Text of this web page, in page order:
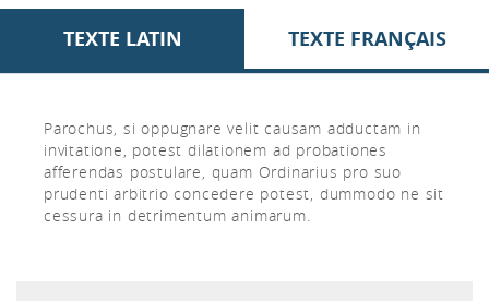
TEXTE LATIN TEXTE FRANÇAIS
Parochus, si oppugnare velit causam adductam in
invitatione, potest dilationem ad probationes
afferendas postulare, quam Ordinarius pro suo
prudenti arbitrio concedere potest, dummodo ne sit
cessura in detrimentum animarum.